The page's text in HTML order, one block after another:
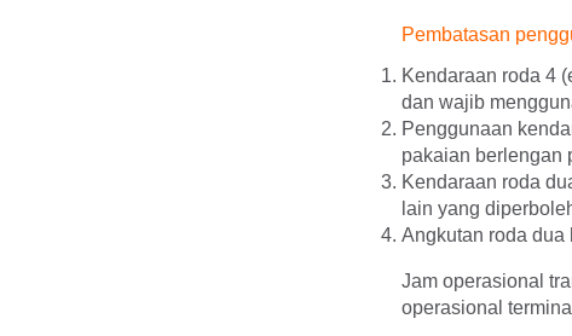
Pembatasan
Kendaraan roda 4
dan wajib
Penggunaan
pakaian berlengan
Kendaraan roda
lain yang
Angkutan roda dua
Jam operasional
operasional